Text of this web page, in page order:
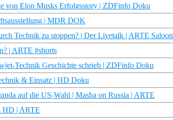
von Elon Musks Erfolgsstory | ZDFinfo Doku
| MDR DOK
Technik zu stoppen? | Der Livetalk | ARTE Saloon
| ARTE #shorts
Technik Geschichte schrieb | ZDFinfo Doku
& Einsatz | HD Doku
auf die US-Wahl | Masha on Russia | ARTE
HD | ARTE